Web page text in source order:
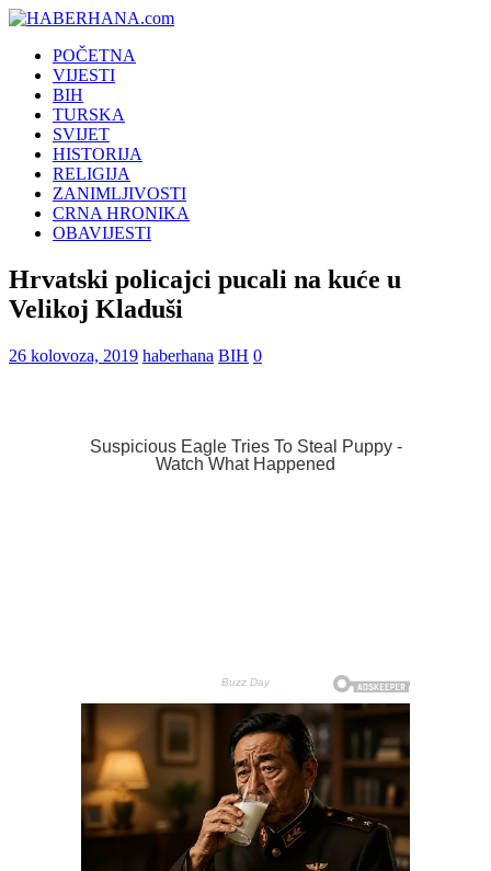
POČETNA
VIJESTI
BIH
TURSKA
SVIJET
HISTORIJA
RELIGIJA
ZANIMLJIVOSTI
CRNA HRONIKA
OBAVIJESTI
Hrvatski policajci pucali na kuće u
Velikoj Kladuši
26 kolovoza, 2019 haberhana BIH 0